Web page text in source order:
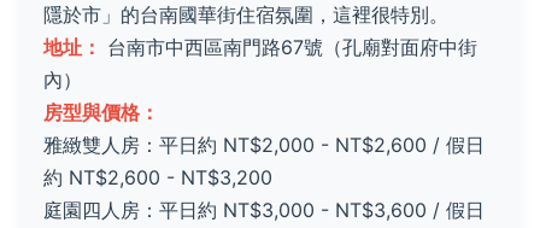
隱於市」的台南國華街住宿氛圍，這裡很特別。
地址： 台南市中西區南門路67號（孔廟對面府中街
內）
房型與價格：
雅緻雙人房：平日約 NT$2,000 - NT$2,600 / 假日
約 NT$2,600 - NT$3,200
庭園四人房：平日約 NT$3,000 - NT$3,600 / 假日